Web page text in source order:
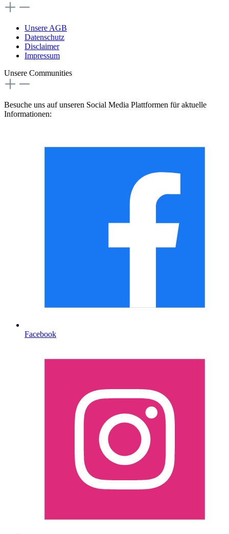
Unsere AGB
Datenschutz
Disclaimer
Impressum
Unsere Communities
Besuche uns auf unseren Social Media Plattformen für aktuelle
Informationen:
Facebook